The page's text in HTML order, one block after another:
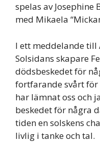
spelas av Josephine
med Mikaela
I ett meddelande
Solsidans skapare
dödsbeskedet för
fortfarande svårt för
har lämnat oss och
beskedet för några
tiden en solskens
livlig i tanke och tal.